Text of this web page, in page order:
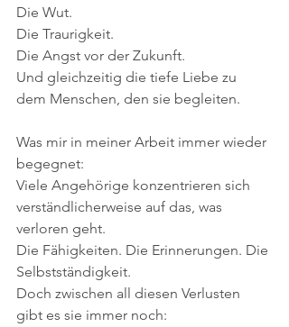
Die Wut.
Die Traurigkeit.
Die Angst vor der Zukunft.
Und gleichzeitig die tiefe Liebe zu
dem Menschen, den sie begleiten.
Was mir in meiner Arbeit immer wieder
begegnet:
Viele Angehörige konzentrieren sich
verständlicherweise auf das, was
verloren geht.
Die Fähigkeiten. Die Erinnerungen. Die
Selbstständigkeit.
Doch zwischen all diesen Verlusten
gibt es sie immer noch: